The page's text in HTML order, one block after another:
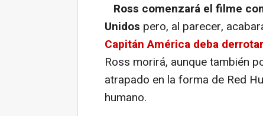
Ross comenzará el filme
Unidos pero, al parecer,
Capitán América deba derrotar
Ross morirá, aunque también
atrapado en la forma de Red
humano.